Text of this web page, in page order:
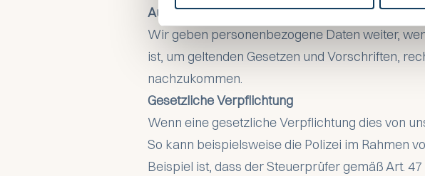
Aus rechtlichen Gründen
Wir geben personenbezogene Daten weiter,
ist, um geltenden Gesetzen und Vorschriften,
nachzukommen.
Gesetzliche Verpflichtung
Wenn eine gesetzliche Verpflichtung dies von
So kann beispielsweise die Polizei im Rahmen
Beispiel ist, dass der Steuerprüfer gemäß Art.